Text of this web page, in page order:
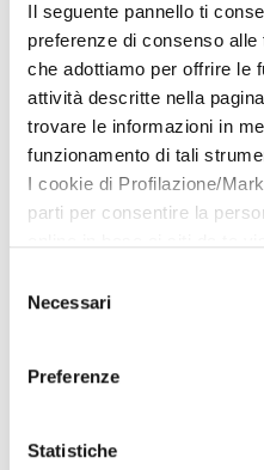
Il seguente pannello ti
preferenze di consenso
che adottiamo per offrire le
attività descritte nella
trovare le informazioni in
funzionamento di tali
I cookie di Profilazione/
parti per consentire la
qualsiasi momento.
delNecessari
Preferenze
Statistiche
AZIENDA
P. IVA
PASSWORD (minimo 8
Oppure prosegui
ospite
Puoi proseguire l'iscrizione
qui sotto se iscriverti al corso